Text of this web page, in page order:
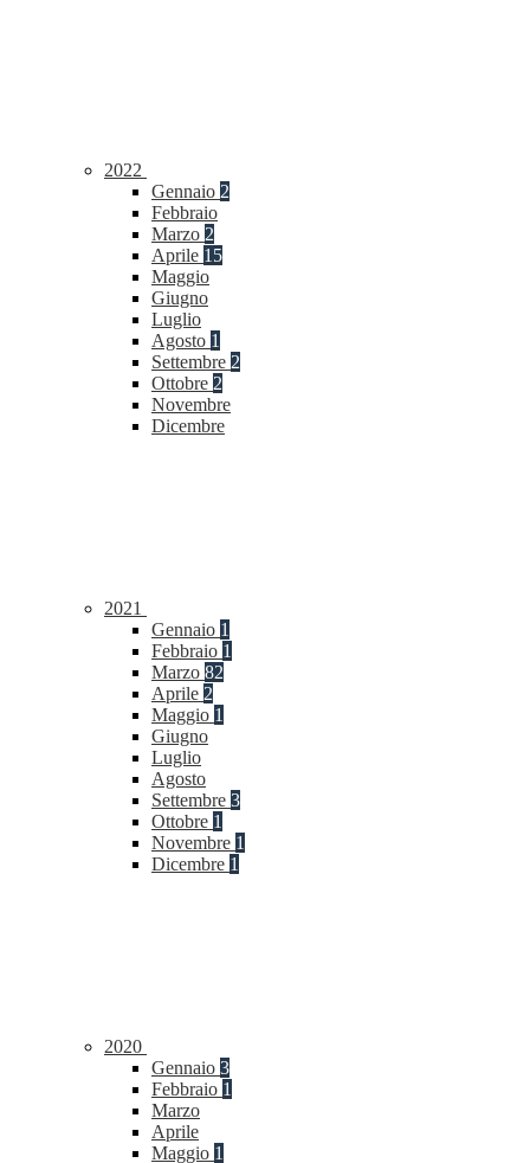
2022
Gennaio 2
Febbraio
Marzo 2
Aprile 15
Maggio
Giugno
Luglio
Agosto 1
Settembre 2
Ottobre 2
Novembre
Dicembre
2021
Gennaio 1
Febbraio 1
Marzo 82
Aprile 2
Maggio 1
Giugno
Luglio
Agosto
Settembre 3
Ottobre 1
Novembre 1
Dicembre 1
2020
Gennaio 3
Febbraio 1
Marzo
Aprile
Maggio 1